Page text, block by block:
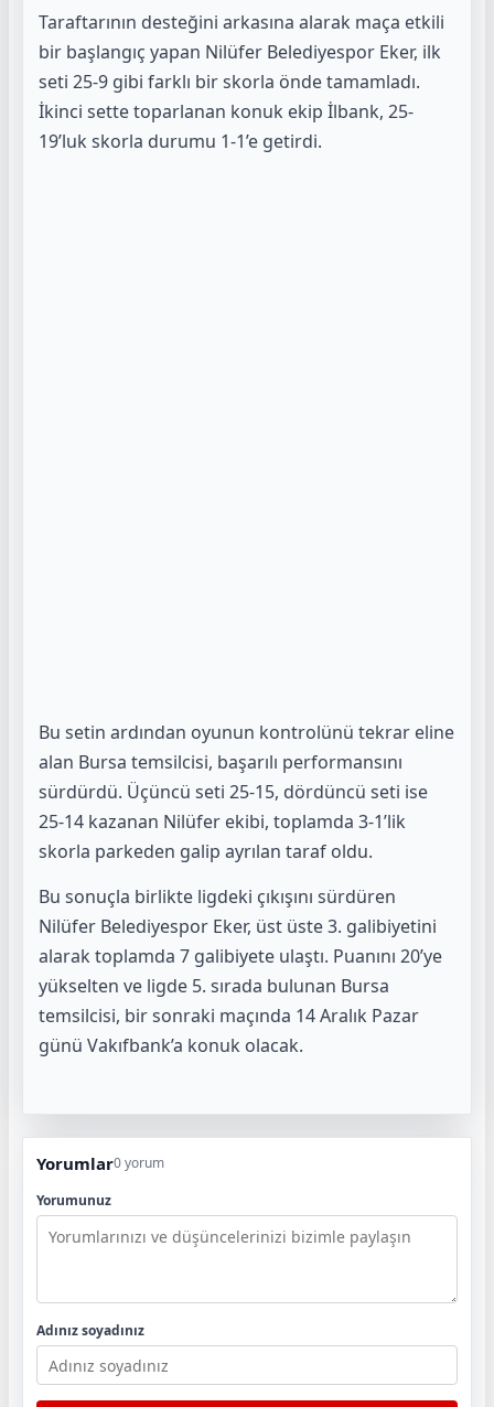
Taraftarının desteğini arkasına alarak maça etkili
bir başlangıç yapan Nilüfer Belediyespor Eker, ilk
seti 25-9 gibi farklı bir skorla önde tamamladı.
İkinci sette toparlanan konuk ekip İlbank, 25-
19’luk skorla durumu 1-1’e getirdi.
Bu setin ardından oyunun kontrolünü tekrar eline
alan Bursa temsilcisi, başarılı performansını
sürdürdü. Üçüncü seti 25-15, dördüncü seti ise
25-14 kazanan Nilüfer ekibi, toplamda 3-1’lik
skorla parkeden galip ayrılan taraf oldu.
Bu sonuçla birlikte ligdeki çıkışını sürdüren
Nilüfer Belediyespor Eker, üst üste 3. galibiyetini
alarak toplamda 7 galibiyete ulaştı. Puanını 20’ye
yükselten ve ligde 5. sırada bulunan Bursa
temsilcisi, bir sonraki maçında 14 Aralık Pazar
günü Vakıfbank’a konuk olacak.
Yorumlar0 yorum
Yorumunuz
Adınız soyadınız